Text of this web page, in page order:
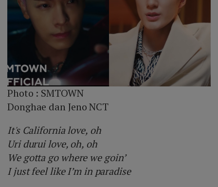
Photo : SMTOWN
Donghae dan Jeno NCT
It's California love, oh
Uri durui love, oh, oh
We gotta go where we goin’
I just feel like I’m in paradise